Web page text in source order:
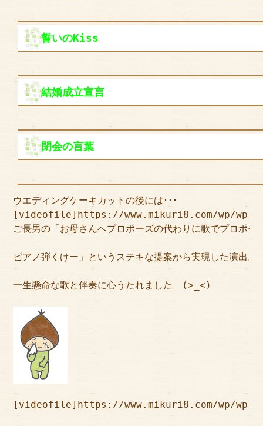
誓いのKiss
結婚成立宣言
閉会の言葉
ウエディングケーキカットの後には･･･
[videofile]https://www.mikuri8.com/wp/wp-
ご長男の「お母さんへプロポーズの代わりに歌でプロポー
ピアノ弾くけー」というステキな提案から実現した演出。
一生懸命な歌と伴奏に心うたれました　(>_<)
[videofile]https://www.mikuri8.com/wp/wp-